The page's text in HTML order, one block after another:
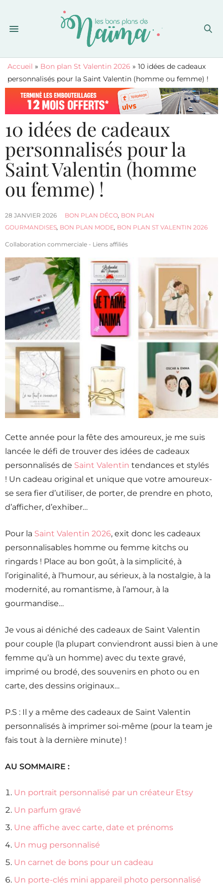
Accueil » Bon plan St Valentin 2026 » 10 idées de cadeaux
personnalisés pour la Saint Valentin (homme ou femme) !
10 idées de cadeaux
personnalisés pour la
Saint Valentin (homme
ou femme) !
28 JANVIER 2026 BON PLAN DÉCO, BON PLAN
GOURMANDISES, BON PLAN MODE, BON PLAN ST VALENTIN 2026
Collaboration commerciale - Liens affiliés
Cette année pour la fête des amoureux, je me suis
lancée le défi de trouver des idées de cadeaux
personnalisés de Saint Valentin tendances et stylés
! Un cadeau original et unique que votre amoureux-
se sera fier d’utiliser, de porter, de prendre en photo,
d’afficher, d’exhiber…
Pour la Saint Valentin 2026, exit donc les cadeaux
personnalisables homme ou femme kitchs ou
ringards ! Place au bon goût, à la simplicité, à
l’originalité, à l’humour, au sérieux, à la nostalgie, à la
modernité, au romantisme, à l’amour, à la
gourmandise…
Je vous ai déniché des cadeaux de Saint Valentin
pour couple (la plupart conviendront aussi bien à une
femme qu’à un homme) avec du texte gravé,
imprimé ou brodé, des souvenirs en photo ou en
carte, des dessins originaux…
P.S : Il y a même des cadeaux de Saint Valentin
personnalisés à imprimer soi-même (pour la team je
fais tout à la dernière minute) !
AU SOMMAIRE :
Un portrait personnalisé par un créateur Etsy
Un parfum gravé
Une affiche avec carte, date et prénoms
Un mug personnalisé
Un carnet de bons pour un cadeau
Un porte-clés mini appareil photo personnalisé